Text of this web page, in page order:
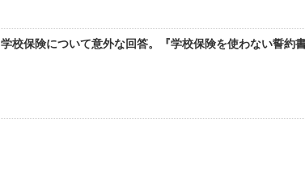
学校保険について意外な回答。『学校保険を使わない誓